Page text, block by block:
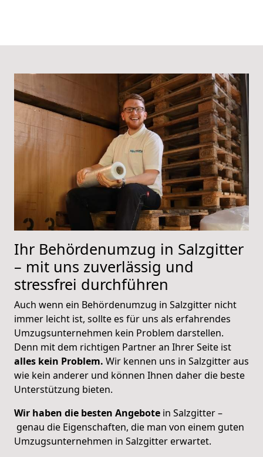
Ihr Behördenumzug in Salzgitter
– mit uns zuverlässig und
stressfrei durchführen
Auch wenn ein Behördenumzug in Salzgitter nicht
immer leicht ist, sollte es für uns als erfahrendes
Umzugsunternehmen kein Problem darstellen.
Denn mit dem richtigen Partner an Ihrer Seite ist
alles kein Problem. Wir kennen uns in Salzgitter aus
wie kein anderer und können Ihnen daher die beste
Unterstützung bieten.
Wir haben die besten Angebote in Salzgitter –
genau die Eigenschaften, die man von einem guten
Umzugsunternehmen in Salzgitter erwartet.